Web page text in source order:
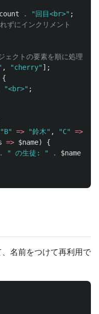
. "回目<br>" ;
ずにインクリメント
トの要素を順に処理する
, "cherry" ];
{
"<br>" ;
"B" => "鈴木" , "C" =>
=> $name)
{
. " の生徒: " . $name
名前をつけて再利用で